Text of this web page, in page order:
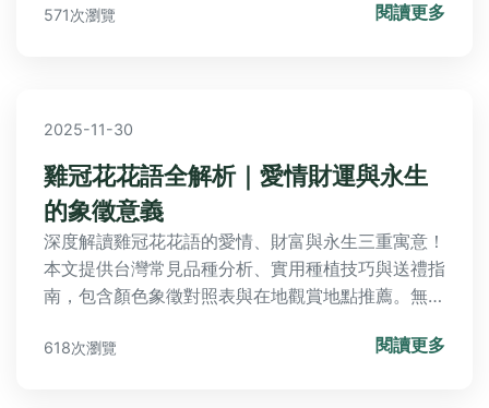
571次瀏覽 閱讀更多
2025-11-30
雞冠花花語全解析｜愛情財運與永生
的象徵意義
深度解讀雞冠花花語的愛情、財富與永生三重寓意！
本文提供台灣常見品種分析、實用種植技巧與送禮指
南，包含顏色象徵對照表與在地觀賞地點推薦。無論
密。
618次瀏覽 閱讀更多